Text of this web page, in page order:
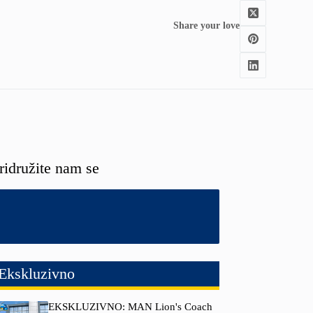
Share your love
nam se
EKSKLUZIVNO: MAN Lion's Coach